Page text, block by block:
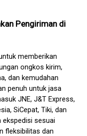
Pengiriman di
memberikan
ongkos kirim,
dan kemudahan
penuh untuk jasa
JNE, J&T Express,
SiCepat, Tiki, dan
ekspedisi sesuai
fleksibilitas dan